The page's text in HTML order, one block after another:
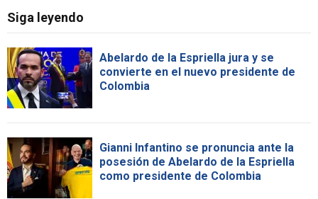
Siga leyendo
Abelardo de la Espriella jura y se
convierte en el nuevo presidente de
Colombia
Gianni Infantino se pronuncia ante la
posesión de Abelardo de la Espriella
como presidente de Colombia